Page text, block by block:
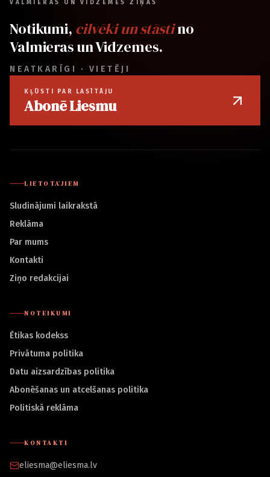
VALMIERAS UN VIDZEMES ZIŅAS
Notikumi, cilvēki un stāstino
Valmieras un Vidzemes.
NEATKARĪGI · VIETĒJI
KĻŪSTI PAR LASĪTĀJU
Abonē Liesmu
LIETOTĀJIEM
Sludinājumi laikrakstā
Reklāma
Par mums
Kontakti
Ziņo redakcijai
NOTEIKUMI
Ētikas kodekss
Privātuma politika
Datu aizsardzības politika
Abonēšanas un atcelšanas politika
Politiskā reklāma
KONTAKTI
eliesma@eliesma.lv